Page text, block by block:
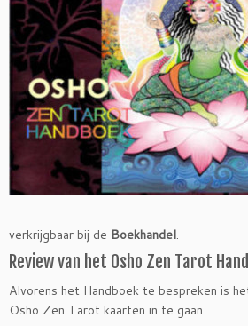
verkrijgbaar bij de Boekhandel.
Review van het Osho Zen Tarot
Alvorens het Handboek te bespreken is
Osho Zen Tarot kaarten in te gaan.